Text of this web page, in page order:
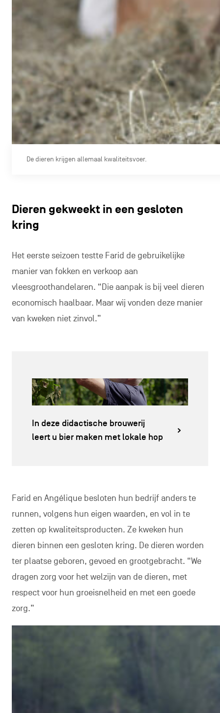
De dieren krijgen allemaal kwaliteitsvoer.
Dieren gekweekt in een gesloten
kring
Het eerste seizoen testte Farid de gebruikelijke
manier van fokken en verkoop aan
vleesgroothandelaren. “Die aanpak is bij veel dieren
economisch haalbaar. Maar wij vonden deze manier
van kweken niet zinvol.”
In deze didactische brouwerij
leert u bier maken met lokale hop
Farid en Angélique besloten hun bedrijf anders te
runnen, volgens hun eigen waarden, en vol in te
zetten op kwaliteitsproducten. Ze kweken hun
dieren binnen een gesloten kring. De dieren worden
ter plaatse geboren, gevoed en grootgebracht. “We
dragen zorg voor het welzijn van de dieren, met
respect voor hun groeisnelheid en met een goede
zorg.”